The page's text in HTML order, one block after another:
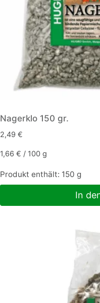
Nagerklo 150 gr.
2,49 €
1,66 € / 100 g
Produkt enthält: 150 g
In